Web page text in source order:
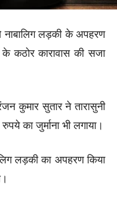
नाबालिग लड़की के अपहरण
कठोर कारावास की सजा
कुमार सुतार ने तारासुनी
का जुर्माना भी लगाया।
लड़की का अपहरण किया